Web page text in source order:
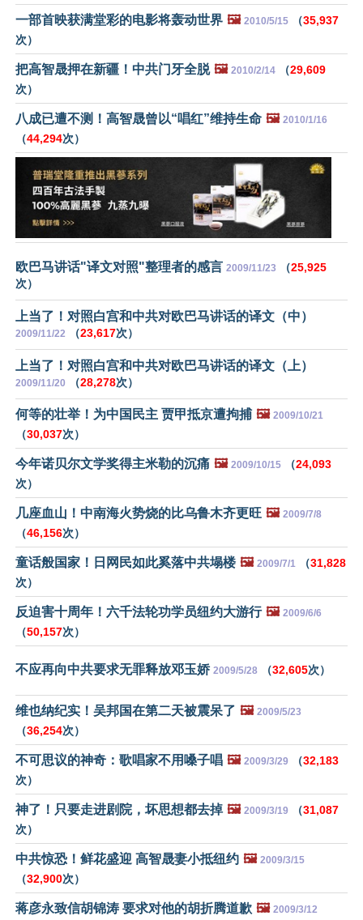
一部首映获满堂彩的电影将轰动世界 🖼️ 2010/5/15 （35,937
次）
把高智晟押在新疆！中共门牙全脱 🖼️ 2010/2/14 （29,609
次）
八成已遭不测！高智晟曾以“唱红”维持生命 🖼️ 2010/1/16
（44,294次）
欧巴马讲话"译文对照"整理者的感言 2009/11/23 （25,925
次）
上当了！对照白宫和中共对欧巴马讲话的译文（中）
2009/11/22 （23,617次）
上当了！对照白宫和中共对欧巴马讲话的译文（上）
2009/11/20 （28,278次）
何等的壮举！为中国民主 贾甲抵京遭拘捕 🖼️ 2009/10/21
（30,037次）
今年诺贝尔文学奖得主米勒的沉痛 🖼️ 2009/10/15 （24,093
次）
几座血山！中南海火势烧的比乌鲁木齐更旺 🖼️ 2009/7/8
（46,156次）
童话般国家！日网民如此奚落中共塌楼 🖼️ 2009/7/1 （31,828
次）
反迫害十周年！六千法轮功学员纽约大游行 🖼️ 2009/6/6
（50,157次）
不应再向中共要求无罪释放邓玉娇 2009/5/28 （32,605次）
维也纳纪实！吴邦国在第二天被震呆了 🖼️ 2009/5/23
（36,254次）
不可思议的神奇：歌唱家不用嗓子唱 🖼️ 2009/3/29 （32,183
次）
神了！只要走进剧院，坏思想都去掉 🖼️ 2009/3/19 （31,087
次）
中共惊恐！鲜花盛迎 高智晟妻小抵纽约 🖼️ 2009/3/15
（32,900次）
蒋彦永致信胡锦涛 要求对他的胡折腾道歉 🖼️ 2009/3/12